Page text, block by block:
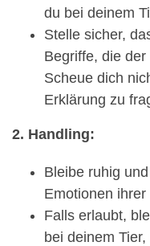
du bei deinem
Stelle sicher,
Begriffe, die
Scheue dich
Erklärung zu
2. Handling:
Bleibe ruhig
Emotionen
Falls erlaubt,
bei deinem